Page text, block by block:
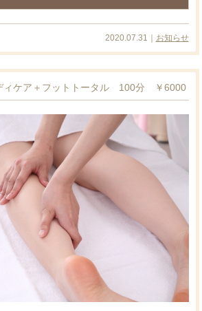
2020.07.31｜ お知らせ
ィケア＋フットトータル 100分 ￥6000